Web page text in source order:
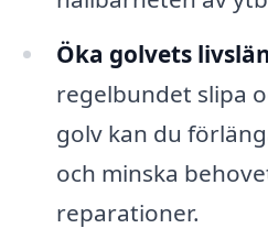
Öka golvets
regelbundet slipa
golv kan du
och minska
reparationer.